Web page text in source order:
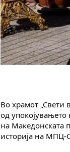
Во храмот „Свети
од
на Македонската
историја на МПЦ-